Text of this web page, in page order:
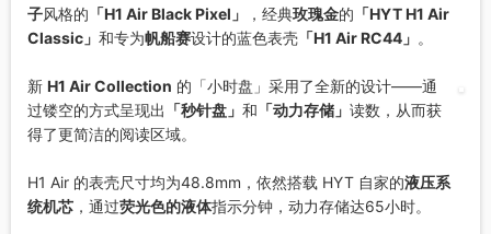
子风格的 「H1 Air Black Pixel」 ，经典玫瑰金的 「HYT H1 Air
Classic」 和专为帆船赛设计的蓝色表壳 「H1 Air RC44」 。
新 H1 Air Collection 的「小时盘」采用了全新的设计——通
过镂空的方式呈现出 「秒针盘」 和 「动力存储」 读数，从而获
得了更简洁的阅读区域。
H1 Air 的表壳尺寸均为48.8mm，依然搭载 HYT 自家的液压系
统机芯 ，通过荧光色的液体指示分钟，动力存储达65小时。